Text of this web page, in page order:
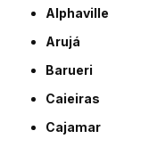
Alphaville
Arujá
Barueri
Caieiras
Cajamar